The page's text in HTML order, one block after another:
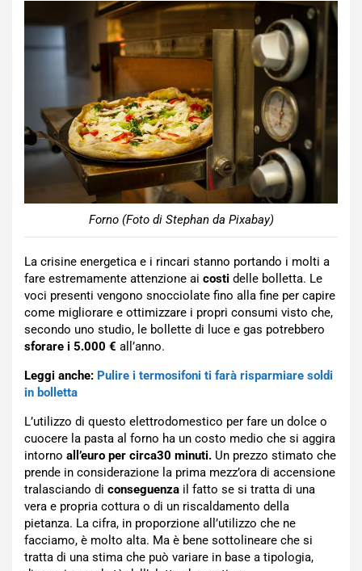
Forno (Foto di Stephan da Pixabay)
La crisine energetica e i rincari stanno portando i molti a
fare estremamente attenzione ai costi delle bolletta. Le
voci presenti vengono snocciolate fino alla fine per capire
come migliorare e ottimizzare i propri consumi visto che,
secondo uno studio, le bollette di luce e gas potrebbero
sforare i 5.000 € all’anno.
Leggi anche: Pulire i termosifoni ti farà risparmiare soldi
in bolletta
L’utilizzo di questo elettrodomestico per fare un dolce o
cuocere la pasta al forno ha un costo medio che si aggira
intorno all’euro per circa30 minuti. Un prezzo stimato che
prende in considerazione la prima mezz’ora di accensione
tralasciando di conseguenza il fatto se si tratta di una
vera e propria cottura o di un riscaldamento della
pietanza. La cifra, in proporzione all’utilizzo che ne
facciamo, è molto alta. Ma è bene sottolineare che si
tratta di una stima che può variare in base a tipologia,